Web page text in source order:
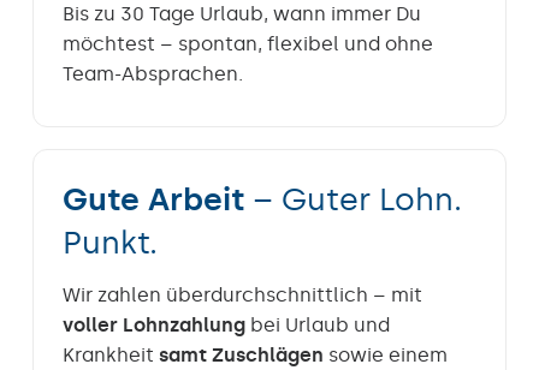
Bis zu 30 Tage Urlaub, wann immer Du
möchtest – spontan, flexibel und ohne
Team-Absprachen.
Gute Arbeit – Guter Lohn.
Punkt.
Wir zahlen überdurchschnittlich – mit
voller Lohnzahlung bei Urlaub und
Krankheit samt Zuschlägen sowie einem